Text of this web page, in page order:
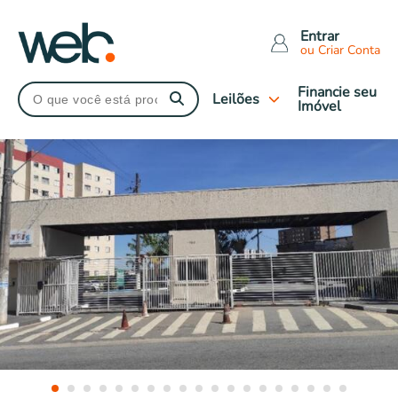
Judiciais
Extrajudiciais
Imóveis Caixa
Leilões Encerrados
Tipo de imóveis
Apartamentos
Casas
Comerciais
Terrenos
Rural
Leilões Financie seu
Imóvel
Entrar
ou Criar Conta